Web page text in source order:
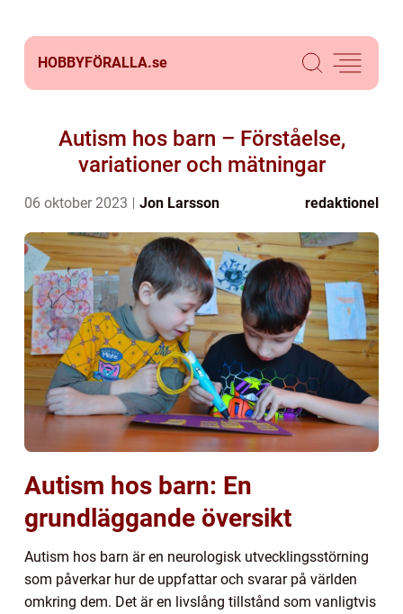
HOBBYFÖRALLA.se
Autism hos barn – Förståelse,
variationer och mätningar
06 oktober 2023 Jon Larsson redaktionel
Autism hos barn: En
grundläggande översikt
Autism hos barn är en neurologisk utvecklingsstörning
som påverkar hur de uppfattar och svarar på världen
omkring dem. Det är en livslång tillstånd som vanligtvis